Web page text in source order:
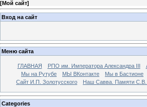
[Мой сайт]
Вход на сайт
Меню сайта
ГЛАВНАЯ РПО им. Императора Александра III
Мы на Рутубе
МЫ ВКонтакте Мы в Бастионе
Сайт И.П. Золотусского
Наш Савва. Памяти
Categories